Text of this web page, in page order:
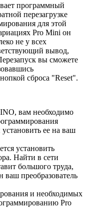
программный
перезагрузке
для этой
Pro Mini он
не у всех
вывод,
вы сможете
сброса "Reset".
вам необходимо
ее на ваш
установить
Найти в сети
большого труда,
ваш преобразователь
и необходимых
Pro